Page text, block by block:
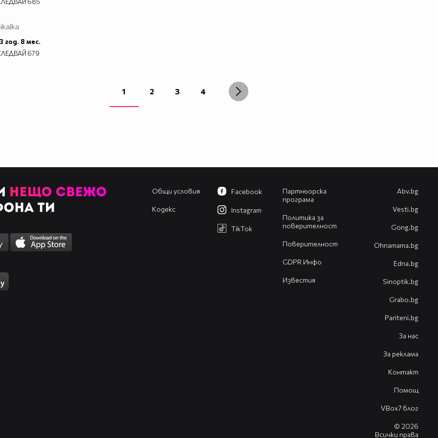
год. 8 мес.
679
1 2 3 4
Общи условия
Кодекс
Партньорска
програма
Политика за
поверителност
Поверителност
GDPR Инфо
Известия
Facebook
Instagram
TikTok
Abv.bg
Vesti.bg
Gong.bg
Оhnamama.bg
Edna.bg
Sinoptik.bg
Grabo.bg
Pariteni.bg
За нас
За реклама
Контакт
Помощ
VBox7 блог
© 2026
Всички права